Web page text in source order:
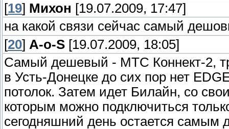
[19] Михон [19.07.2009, 17:47]
на какой связи сейчас самый
[20] A-o-S [19.07.2009, 18:05]
Самый дешевый - МТС Коннект-2,
в Усть-Донецке до сих пор нет
потолок. Затем идет Билайн, со
которым можно подключиться
сегодняшний день остается самым